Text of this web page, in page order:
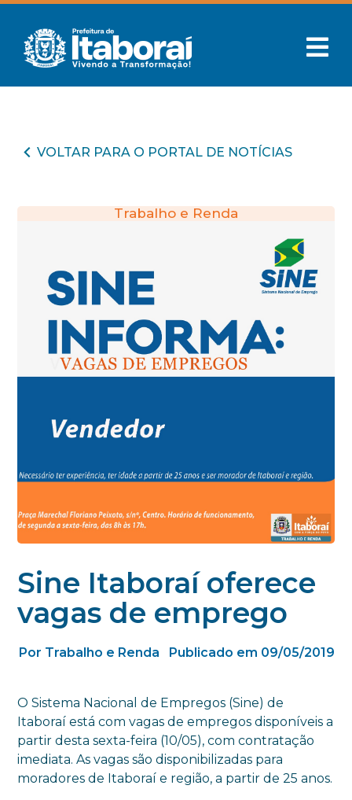
VOLTAR PARA O PORTAL DE NOTÍCIAS
Trabalho e Renda
Sine Itaboraí oferece
vagas de emprego
Por Trabalho e Renda Publicado em 09/05/2019
O Sistema Nacional de Empregos (Sine) de
Itaboraí está com vagas de empregos disponíveis a
partir desta sexta-feira (10/05), com contratação
imediata. As vagas são disponibilizadas para
moradores de Itaboraí e região, a partir de 25 anos.